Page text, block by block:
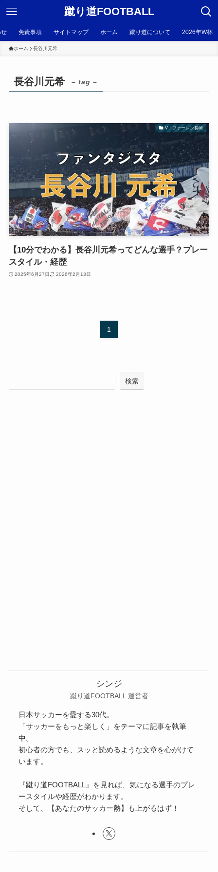
蹴り道FOOTBALL
免責事項 サイトマップ ホーム 蹴り道について 2026年W杯
ホーム 長谷川元希
長谷川元希 – tag –
V・ファーレン長崎
【10分でわかる】長谷川元希ってどんな選手？プレー
スタイル・経歴
2025年6月27日 2026年2月13日
1
検索
シンジ
蹴り道FOOTBALL 運営者
日本サッカーを愛する30代。
「サッカーをもっと楽しく」をテーマに記事を執筆
中。
初心者の方でも、スッと読めるような文章を心がけて
います。
『蹴り道FOOTBALL』を見れば、気になる選手のプレ
ースタイルや経歴がわかります。
そして、【あなたのサッカー熱】も上がるはず！